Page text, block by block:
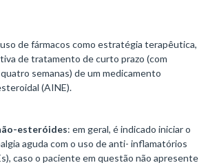
de fármacos como estratégia terapêutica,
de tratamento de curto prazo (com
semanas) de um medicamento
(AINE).
esteróides: em geral, é indicado iniciar o
aguda com o uso de anti- inflamatórios
caso o paciente em questão não apresente